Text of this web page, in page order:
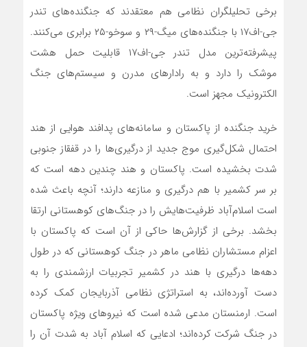
برخی تحلیلگران نظامی هم معتقدند که جنگنده‌های تندر
جی-‌اف۱۷ با جنگنده‌های میگ-‌۲۹ و سوخو-۲۵ برابری می‌کنند.
پیشرفته‌ترین مدل تندر جی-‌اف۱۷ قابلیت حمل هشت
موشک را دارد و به رادارهای مدرن و سیستم‌های جنگ
الکترونیک مجهز است.
خرید جنگنده از پاکستان و سامانه‌های پدافند هوایی از هند
احتمال شکل‌گیری موج جدید از درگیری‌ها را در قفقاز جنوبی
شدت بخشیده است. پاکستان و هند چندین دهه است که
بر سر کشمیر با هم درگیری و منازعه دارند؛ آنچه باعث شده
است اسلام‌آباد ظرفیت‌هایش را در جنگ‌های کوهستانی ارتقا
بخشد. برخی از گزارش‌ها حاکی از آن است که پاکستان با
اعزام مستشاران نظامی ماهر در جنگ کوهستانی که در طول
دهه‌ها درگیری با هند در کشمیر تجربیات ارزشمندی را به
دست آورده‌اند، به استراتژی نظامی آذربایجان کمک کرده
است. ارمنستان مدعی شده است که نیروهای ویژه پاکستان
در جنگ شرکت کرده‌اند؛ ادعایی که اسلام آباد به شدت آن را